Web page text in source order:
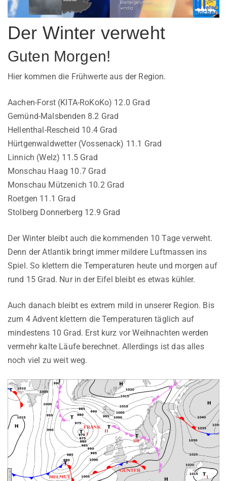
Der Winter verweht
Guten Morgen!
Hier kommen die Frühwerte aus der Region.
Aachen-Forst (KITA-RoKoKo) 12.0 Grad
Gemünd-Malsbenden 8.2 Grad
Hellenthal-Rescheid 10.4 Grad
Hürtgenwaldwetter (Vossenack) 11.1 Grad
Linnich (Welz) 11.5 Grad
Monschau Haag 10.7 Grad
Monschau Mützenich 10.2 Grad
Roetgen 11.1 Grad
Stolberg Donnerberg 12.9 Grad
Der Winter bleibt auch die kommenden 10 Tage verweht.
Denn der Atlantik bringt immer mildere Luftmassen ins
Spiel. So klettern die Temperaturen heute und morgen auf
rund 15 Grad. Nur in der Eifel bleibt es etwas kühler.
Auch danach bleibt es extrem mild in unserer Region. Bis
zum 4 Advent klettern die Temperaturen täglich auf
mindestens 10 Grad. Erst kurz vor Weihnachten werden
vermehr kalte Läufe berechnet. Allerdings ist das alles
noch viel zu weit weg.